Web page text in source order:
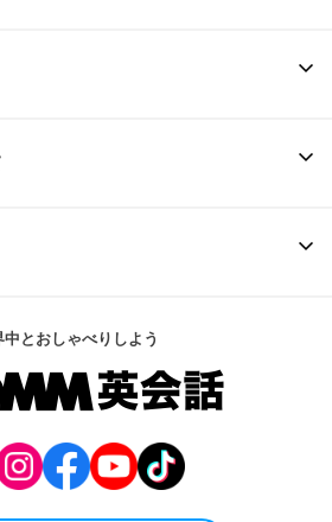
中とおしゃべりしよう